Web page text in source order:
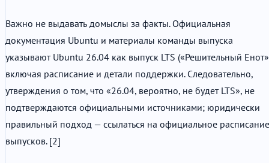
Важно не выдавать домыслы за факты. Официальная
документация Ubuntu и материалы команды выпуска
указывают Ubuntu 26.04 как выпуск LTS («Решительный
включая расписание и детали поддержки. Следовательно,
утверждения о том, что «26.04, вероятно, не будет LTS», не
подтверждаются официальными источниками; юридически
правильный подход — ссылаться на официальное расписание
выпусков. [2]